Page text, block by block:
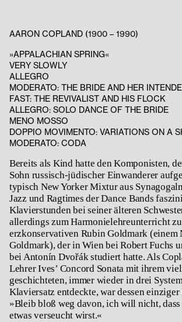
AARON COPLAND (1900 – 1990)
»APPALACHIAN SPRING«
VERY SLOWLY
ALLEGRO
MODERATO: THE BRIDE AND HER
FAST: THE REVIVALIST AND HIS FLOCK
ALLEGRO: SOLO DANCE OF THE BRIDE
MENO MOSSO
DOPPIO MOVIMENTO: VARIATIONS ON A
MODERATO: CODA
Bereits als Kind hatte den Komponisten,
Sohn russisch-jüdischer Einwanderer
typisch New Yorker Mixtur aus
Jazz und Ragtimes der Dance Bands
Klavierstunden bei seiner älteren
allerdings zum Harmonielehreunterricht
erzkonservativen Rubin Goldmark (einem
Goldmark), der in Wien bei Robert Fuchs
bei Antonín Dvořák studiert hatte. Als
Lehrer Ives’ Concord Sonata mit ihrem
geschichteten, immer wieder in drei
Klaviersatz entdeckte, war dessen
»Bleib bloß weg davon, ich will nicht, dass
etwas verseucht wirst.«